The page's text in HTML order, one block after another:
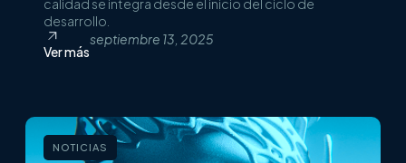
calidad se integra desde el inicio del ciclo de
desarrollo.
Ver más
septiembre 13, 2025
NOTICIAS